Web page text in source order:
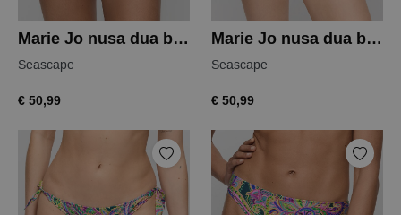
Marie Jo nusa dua bikini slip
Seascape
€ 50,99
Marie Jo nusa dua bikini slip
Seascape
€ 50,99